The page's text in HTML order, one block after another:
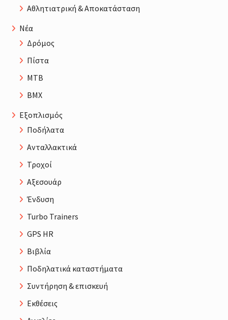
Αθλητιατρική & Αποκατάσταση
Νέα
Δρόμος
Πίστα
MTB
BMX
Εξοπλισμός
Ποδήλατα
Ανταλλακτικά
Τροχοί
Αξεσουάρ
Ένδυση
Turbo Trainers
GPS HR
Βιβλία
Ποδηλατικά καταστήματα
Συντήρηση & επισκευή
Εκθέσεις